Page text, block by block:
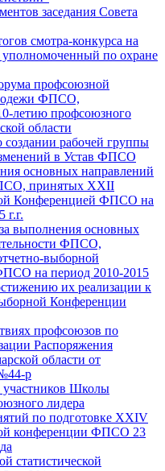
заседания Совета
смотра-конкурса на
по охране
профсоюзной
ФПСО,
летию профсоюзного
области
создании рабочей группы
в Устав ФПСО
основных направлений
принятых XXII
Конференцией ФПСО на
г.г.
выполнения основных
ФПСО,
выборной
на период 2010-2015
их реализации к
Конференции
профсоюзов по
Распоряжения
области от
р
Школы
лидера
по подготовке XXIV
конференции ФПСО 23
статистической